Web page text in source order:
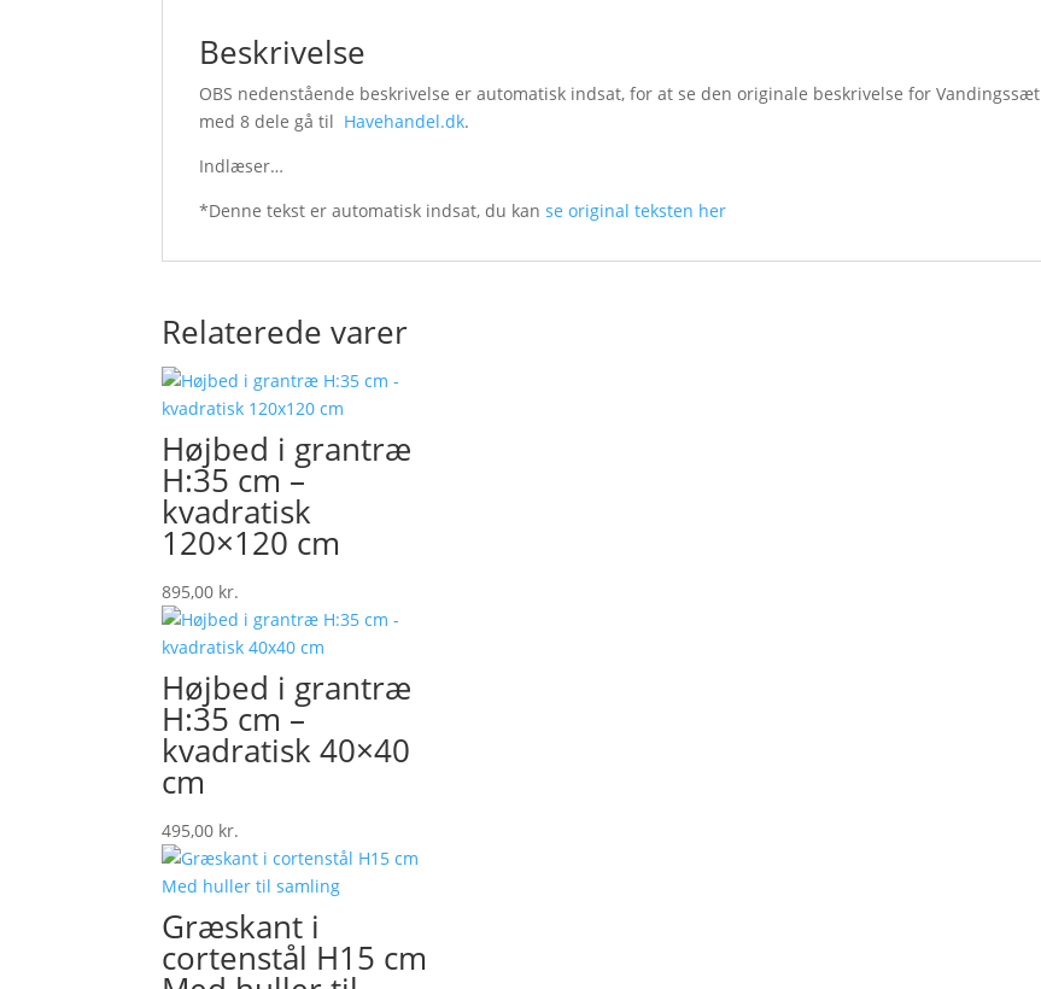
Beskrivelse
OBS nedenstående beskrivelse er automatisk indsat, for at se den originale beskrivelse for Vandingssæt
med 8 dele gå til Havehandel.dk.
Indlæser…
*Denne tekst er automatisk indsat, du kanse original teksten her
Relaterede varer
Højbed i grantræ
H:35 cm –
kvadratisk
120×120 cm
895,00 kr.
Højbed i grantræ
H:35 cm –
kvadratisk 40×40
cm
495,00 kr.
Græskant i
cortenstål H15 cm